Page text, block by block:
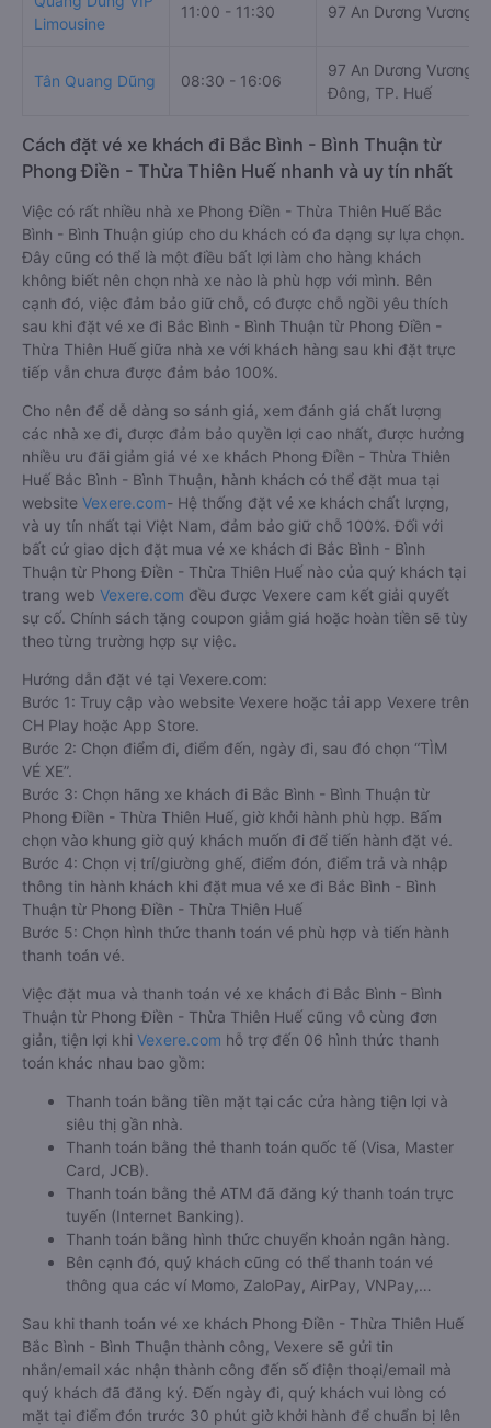
Limousine
11:00 - 11:30 97 An Dương Vương
Tân Quang Dũng 08:30 - 16:06
97 An Dương Vương,
Đông, TP. Huế
Cách đặt vé xe khách đi Bắc Bình - Bình Thuận từ
Phong Điền - Thừa Thiên Huế nhanh và uy tín nhất
Việc có rất nhiều nhà xe Phong Điền - Thừa Thiên Huế Bắc
Bình - Bình Thuận giúp cho du khách có đa dạng sự lựa chọn.
Đây cũng có thể là một điều bất lợi làm cho hàng khách
không biết nên chọn nhà xe nào là phù hợp với mình. Bên
cạnh đó, việc đảm bảo giữ chỗ, có được chỗ ngồi yêu thích
sau khi đặt vé xe đi Bắc Bình - Bình Thuận từ Phong Điền -
Thừa Thiên Huế giữa nhà xe với khách hàng sau khi đặt trực
tiếp vẫn chưa được đảm bảo 100%.
Cho nên để dễ dàng so sánh giá, xem đánh giá chất lượng
các nhà xe đi, được đảm bảo quyền lợi cao nhất, được hưởng
nhiều ưu đãi giảm giá vé xe khách Phong Điền - Thừa Thiên
Huế Bắc Bình - Bình Thuận, hành khách có thể đặt mua tại
website Vexere.com- Hệ thống đặt vé xe khách chất lượng,
và uy tín nhất tại Việt Nam, đảm bảo giữ chỗ 100%. Đối với
bất cứ giao dịch đặt mua vé xe khách đi Bắc Bình - Bình
Thuận từ Phong Điền - Thừa Thiên Huế nào của quý khách tại
trang web Vexere.com đều được Vexere cam kết giải quyết
sự cố. Chính sách tặng coupon giảm giá hoặc hoàn tiền sẽ tùy
theo từng trường hợp sự việc.
Hướng dẫn đặt vé tại Vexere.com:
Bước 1: Truy cập vào website Vexere hoặc tải app Vexere trên
CH Play hoặc App Store.
Bước 2: Chọn điểm đi, điểm đến, ngày đi, sau đó chọn “TÌM
VÉ XE”.
Bước 3: Chọn hãng xe khách đi Bắc Bình - Bình Thuận từ
Phong Điền - Thừa Thiên Huế, giờ khởi hành phù hợp. Bấm
chọn vào khung giờ quý khách muốn đi để tiến hành đặt vé.
Bước 4: Chọn vị trí/giường ghế, điểm đón, điểm trả và nhập
thông tin hành khách khi đặt mua vé xe đi Bắc Bình - Bình
Thuận từ Phong Điền - Thừa Thiên Huế
Bước 5: Chọn hình thức thanh toán vé phù hợp và tiến hành
thanh toán vé.
Việc đặt mua và thanh toán vé xe khách đi Bắc Bình - Bình
Thuận từ Phong Điền - Thừa Thiên Huế cũng vô cùng đơn
giản, tiện lợi khi Vexere.com hỗ trợ đến 06 hình thức thanh
toán khác nhau bao gồm:
Thanh toán bằng tiền mặt tại các cửa hàng tiện lợi và
siêu thị gần nhà.
Thanh toán bằng thẻ thanh toán quốc tế (Visa, Master
Card, JCB).
Thanh toán bằng thẻ ATM đã đăng ký thanh toán trực
tuyến (Internet Banking).
Thanh toán bằng hình thức chuyển khoản ngân hàng.
Bên cạnh đó, quý khách cũng có thể thanh toán vé
thông qua các ví Momo, ZaloPay, AirPay, VNPay,…
Sau khi thanh toán vé xe khách Phong Điền - Thừa Thiên Huế
Bắc Bình - Bình Thuận thành công, Vexere sẽ gửi tin
nhắn/email xác nhận thành công đến số điện thoại/email mà
quý khách đã đăng ký. Đến ngày đi, quý khách vui lòng có
mặt tại điểm đón trước 30 phút giờ khởi hành để chuẩn bị lên